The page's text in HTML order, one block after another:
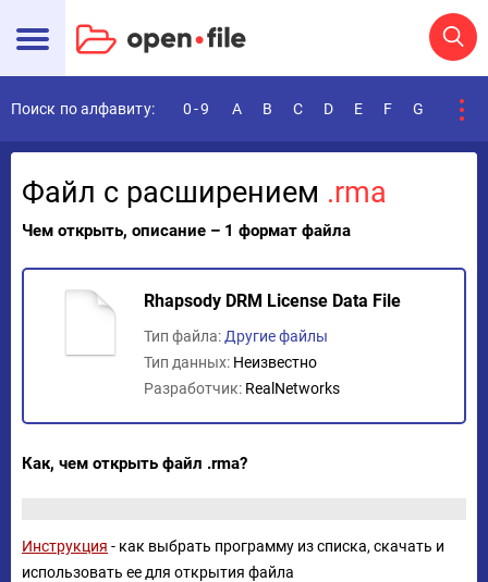
Поиск по алфавиту: 0-9 A B C D E F G
Файл с расширением .rma
Чем открыть, описание – 1 формат файла
Rhapsody DRM License Data File
Тип файла: Другие файлы
Тип данных: Неизвестно
Разработчик: RealNetworks
Как, чем открыть файл .rma?
Инструкция - как выбрать программу из списка, скачать и
использовать ее для открытия файла